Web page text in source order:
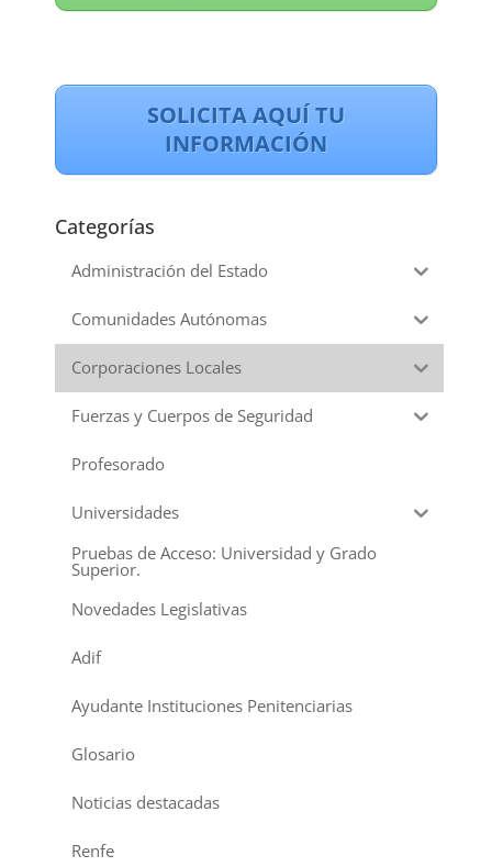
SOLICITA AQUÍ TU
INFORMACIÓN
Categorías
Administración del Estado
Comunidades Autónomas
Corporaciones Locales
Fuerzas y Cuerpos de Seguridad
Profesorado
Universidades
Pruebas de Acceso: Universidad y Grado
Superior.
Novedades Legislativas
Adif
Ayudante Instituciones Penitenciarias
Glosario
Noticias destacadas
Renfe